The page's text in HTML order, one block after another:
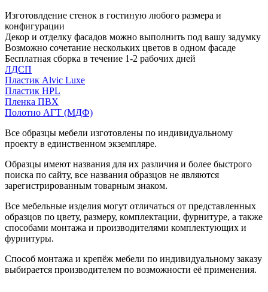
Изготовлдение стенок в гостиную любого размера и
конфигурации
Декор и отделку фасадов можно выполнить под вашу задумку
Возможно сочетание нескольких цветов в одном фасаде
Бесплатная сборка в течение 1-2 рабочих дней
ЛДСП
Пластик Alvic Luxe
Пластик HPL
Пленка ПВХ
Полотно АГТ (МДФ)
Все образцы мебели изготовлены по индивидуальному
проекту в единственном экземпляре.
Образцы имеют названия для их различия и более быстрого
поиска по сайту, все названия образцов не являются
зарегистрированным товарным знаком.
Все мебельные изделия могут отличаться от представленных
образцов по цвету, размеру, комплектации, фурнитуре, а также
способами монтажа и производителями комплектующих и
фурнитуры.
Способ монтажа и крепёж мебели по индивидуальному заказу
выбирается производителем по возможности её применения.